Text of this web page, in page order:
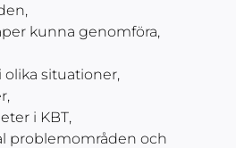
kunna genomföra,
situationer,
i KBT,
problemområden och